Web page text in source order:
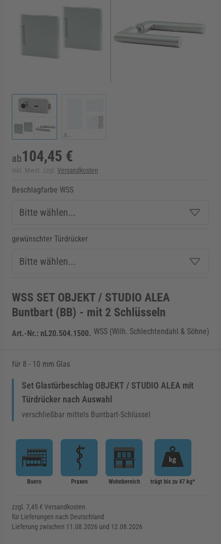
für Kategorie Zargen anzeigen
für Kategorie Aussenverglasung
für Kategorie Angebote anzeigen
View larger imageView larger image
ab104,45 €
inkl. Mwst. zzgl. Versandkosten
Beschlagfarbe WSS
gewünschter Türdrücker
WSS SET OBJEKT / STUDIO ALEA
Buntbart (BB) - mit 2 Schlüsseln
Art.-Nr.: nL20.504.1500. WSS (Wilh. Schlechtendahl & Söhne)
für 8 - 10 mm Glas
Set Glastürbeschlag OBJEKT / STUDIO ALEA mit
Türdrücker nach Auswahl
verschließbar mittels Buntbart-Schlüssel
Buero Praxen Wohnbereich trägt bis zu 47 kg*
zzgl. 7,45 € Versandkosten
für Lieferungen nach Deutschland
Lieferung zwischen 11.08.2026 und 12.08.2026